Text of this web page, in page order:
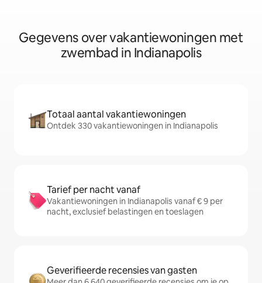
Gegevens over vakantiewoningen met
zwembad in Indianapolis
Totaal aantal vakantiewoningen
Ontdek 330 vakantiewoningen in Indianapolis
Tarief per nacht vanaf
Vakantiewoningen in Indianapolis vanaf € 9 per
nacht, exclusief belastingen en toeslagen
Geverifieerde recensies van gasten